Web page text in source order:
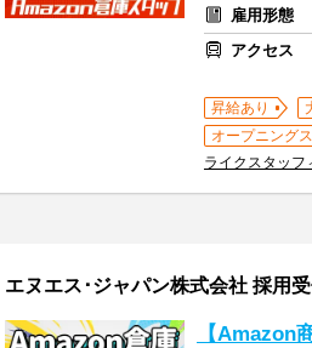
雇用形態
アクセス
昇給あり
オープニング
ライクスタッフ
エヌエス･ジャパン株式会社 採用
【Amazon